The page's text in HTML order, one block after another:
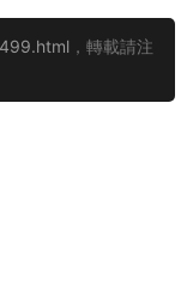
，轉載請注